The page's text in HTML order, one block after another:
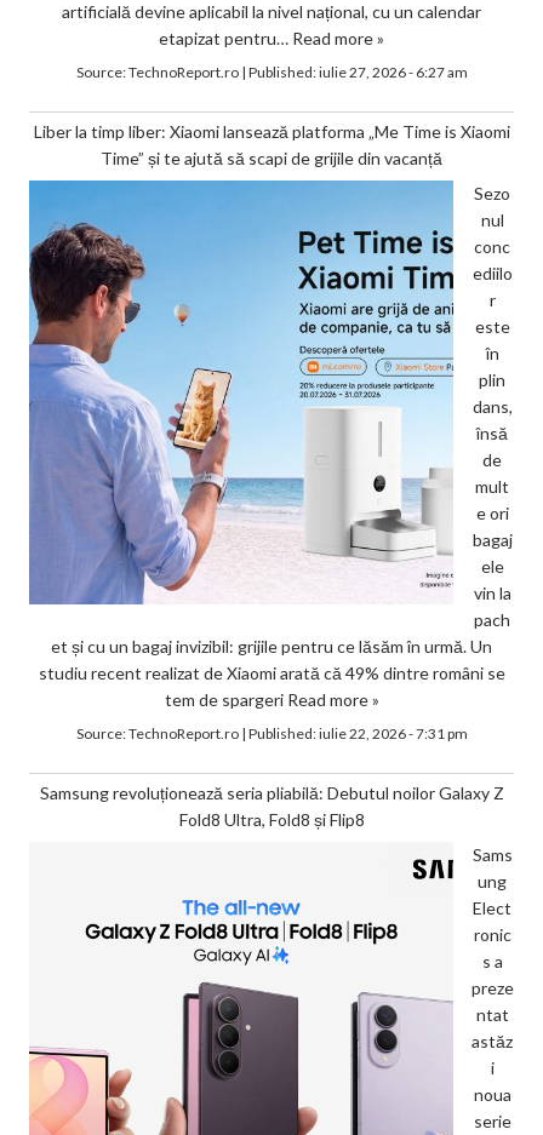
artificială devine aplicabil la nivel național, cu un calendar
etapizat pentru… Read more »
Source:TechnoReport.ro| Published:iulie 27, 2026 - 6:27 am
Liber la timp liber: Xiaomi lansează platforma „Me Time is Xiaomi
Time” și te ajută să scapi de grijile din vacanță
Sezo
nul
conc
ediilo
r
este
în
plin
dans,
însă
de
mult
e ori
bagaj
ele
vin la
pach
et și cu un bagaj invizibil: grijile pentru ce lăsăm în urmă. Un
studiu recent realizat de Xiaomi arată că 49% dintre români se
tem de spargeri Read more »
Source:TechnoReport.ro| Published:iulie 22, 2026 - 7:31 pm
Samsung revoluționează seria pliabilă: Debutul noilor Galaxy Z
Fold8 Ultra, Fold8 și Flip8
Sams
ung
Elect
ronic
s a
preze
ntat
astăz
i
noua
serie